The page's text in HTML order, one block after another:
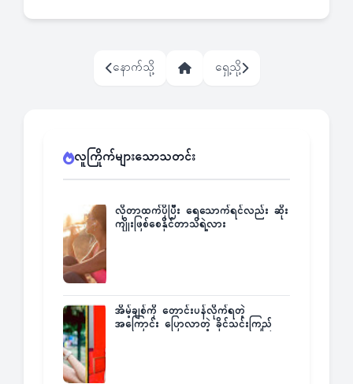
နောက်သို့ ရှေ့သို့
လူကြိုက်များသောသတင်း
လိုတာထက်ပိုပြီး ရေသောက်ရင်လည်း ဆိုး
ကျိုးဖြစ်စေနိုင်တာသိရဲ့လား
အိမ့်ချစ်ကို တောင်းပန်လိုက်ရတဲ့
အကြောင်း ပြောလာတဲ့ ခိုင်သင်းကြည်